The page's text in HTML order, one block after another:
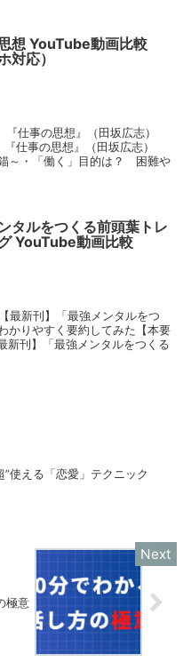
想 YouTube動画比較
対応）
仕事の思想』（田坂広志）
仕事の思想』（田坂広志）
～・「働く」目的は？ 困難や
タルをつくる前頭葉トレ
YouTube動画比較
最新刊】「最強メンタルをつ
かりやすく要約してみた【本要
刊】「最強メンタルをつくる
”使える「恋愛」テクニック
極意